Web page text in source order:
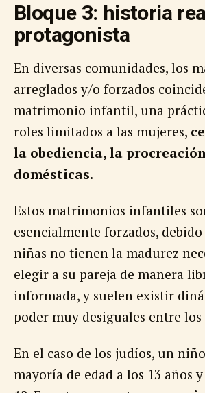
Bloque 3: historia
protagonista
En diversas comunidades, los
arreglados y/o forzados
matrimonio infantil, una
roles limitados a las mujeres,
la obediencia, la
domésticas.
Estos matrimonios infantiles
esencialmente forzados, debido
niñas no tienen la madurez
elegir a su pareja de manera
informada, y suelen existir
poder muy desiguales entre
En el caso de los judíos, un
mayoría de edad a los 13 años